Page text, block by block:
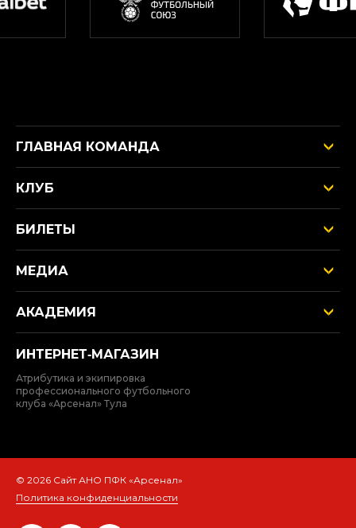
ГЛАВНАЯ КОМАНДА
КЛУБ
БИЛЕТЫ
МЕДИА
АКАДЕМИЯ
ИНТЕРНЕТ‑МАГАЗИН
Атрибутика и экипировка
профессионального футбольного
клуба «Арсенал» Тула
© 2026 Сайт АНО ПФК «Арсенал»
Политика конфиденциальности